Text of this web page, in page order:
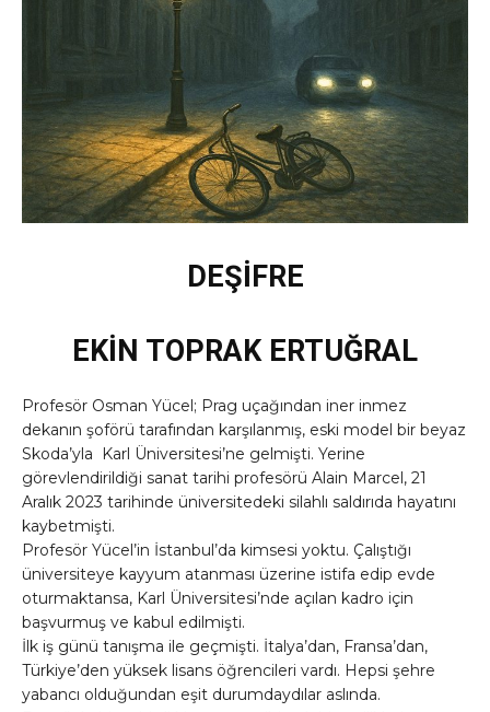
DEŞİFRE
EKİN TOPRAK ERTUĞRAL
Profesör Osman Yücel; Prag uçağından iner inmez
dekanın şoförü tarafından karşılanmış, eski model bir beyaz
Skoda’yla Karl Üniversitesi’ne gelmişti. Yerine
görevlendirildiği sanat tarihi profesörü Alain Marcel, 21
Aralık 2023 tarihinde üniversitedeki silahlı saldırıda hayatını
kaybetmişti.
Profesör Yücel’in İstanbul’da kimsesi yoktu. Çalıştığı
üniversiteye kayyum atanması üzerine istifa edip evde
oturmaktansa, Karl Üniversitesi’nde açılan kadro için
başvurmuş ve kabul edilmişti.
İlk iş günü tanışma ile geçmişti. İtalya’dan, Fransa’dan,
Türkiye’den yüksek lisans öğrencileri vardı. Hepsi şehre
yabancı olduğundan eşit durumdaydılar aslında.